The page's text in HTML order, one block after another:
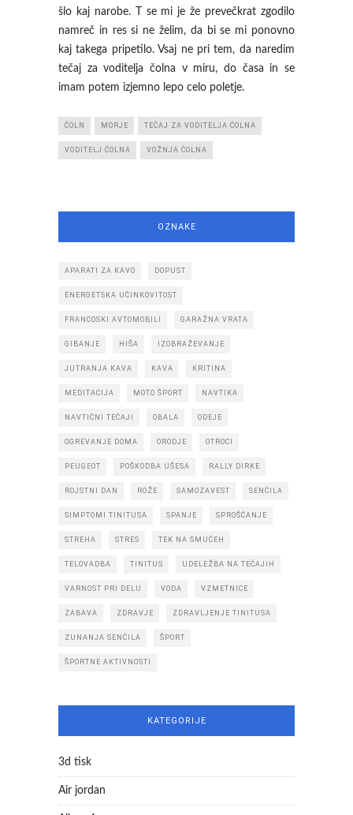
šlo kaj narobe. T se mi je že prevečkrat zgodilo
namreč in res si ne želim, da bi se mi ponovno
kaj takega pripetilo. Vsaj ne pri tem, da naredim
tečaj za voditelja čolna v miru, do časa in se
imam potem izjemno lepo celo poletje.
ČOLN MORJE TEČAJ ZA VODITELJA ČOLNA
VODITELJ ČOLNA VOŽNJA ČOLNA
OZNAKE
APARATI ZA KAVO DOPUST
ENERGETSKA UČINKOVITOST
FRANCOSKI AVTOMOBILI GARAŽNA VRATA
GIBANJE HIŠA IZOBRAŽEVANJE
JUTRANJA KAVA KAVA KRITINA
MEDITACIJA MOTO ŠPORT NAVTIKA
NAVTIČNI TEČAJI OBALA ODEJE
OGREVANJE DOMA ORODJE OTROCI
PEUGEOT POŠKODBA UŠESA RALLY DIRKE
ROJSTNI DAN ROŽE SAMOZAVEST SENČILA
SIMPTOMI TINITUSA SPANJE SPROŠČANJE
STREHA STRES TEK NA SMUČEH
TELOVADBA TINITUS UDELEŽBA NA TEČAJIH
VARNOST PRI DELU VODA VZMETNICE
ZABAVA ZDRAVJE ZDRAVLJENJE TINITUSA
ZUNANJA SENČILA ŠPORT
ŠPORTNE AKTIVNOSTI
KATEGORIJE
3d tisk
Air jordan